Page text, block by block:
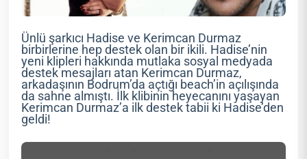
Ünlü şarkıcı Hadise ve Kerimcan Durmaz
birbirlerine hep destek olan bir ikili. Hadise’nin
yeni klipleri hakkında mutlaka sosyal medyada
destek mesajları atan Kerimcan Durmaz,
arkadaşının Bodrum’da açtığı beach’in açılışında
da sahne almıştı. İlk klibinin heyecanını yaşayan
Kerimcan Durmaz’a ilk destek tabii ki Hadise’den
geldi!